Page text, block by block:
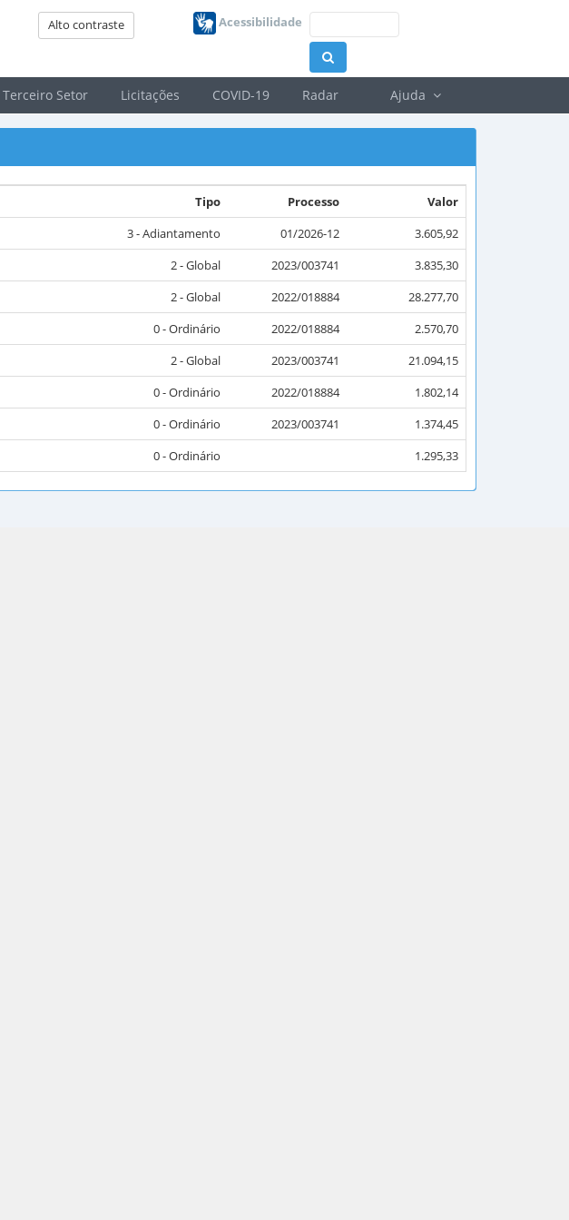
Alto contraste Acessibilidade
Terceiro Setor Licitações COVID-19 Radar Ajuda
Tipo Processo
Valor
3 - Adiantamento 01/2026-12
3.605,92
2 - Global 2023/003741
3.835,30
2 - Global 2022/018884
28.277,70
0 - Ordinário 2022/018884
2.570,70
2 - Global 2023/003741
21.094,15
0 - Ordinário 2022/018884
1.802,14
0 - Ordinário 2023/003741
1.374,45
0 - Ordinário 1.295,33